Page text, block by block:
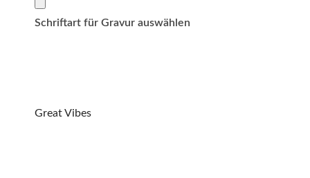
Schriftart für Gravur auswählen
Great Vibes